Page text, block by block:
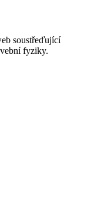
soustřeďující
fyziky.